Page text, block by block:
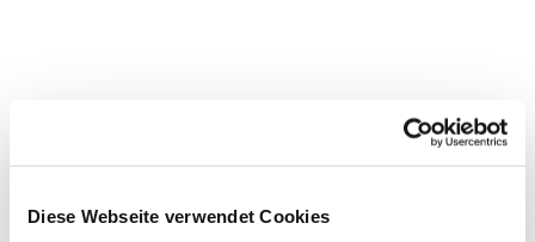
Diese Webseite verwendet Cookies
Dies könnte Sie auch
interessieren